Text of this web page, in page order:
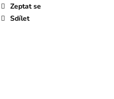
Zeptat se
Sdílet